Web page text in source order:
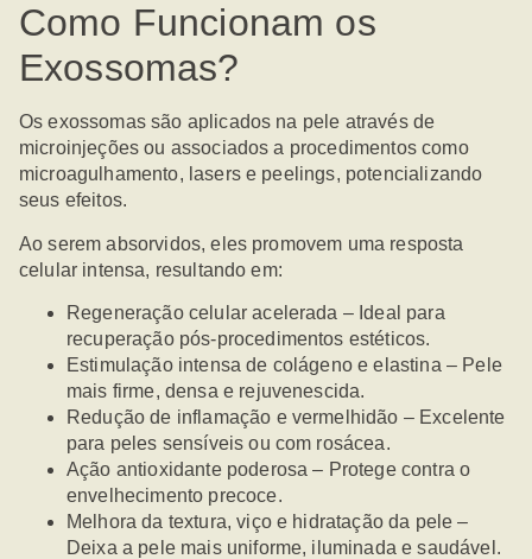
Como Funcionam os
Exossomas?
Os exossomas são aplicados na pele através de
microinjeções ou associados a procedimentos como
microagulhamento, lasers e peelings, potencializando
seus efeitos.
Ao serem absorvidos, eles promovem uma resposta
celular intensa, resultando em:
Regeneração celular acelerada – Ideal para
recuperação pós-procedimentos estéticos.
Estimulação intensa de colágeno e elastina – Pele
mais firme, densa e rejuvenescida.
Redução de inflamação e vermelhidão – Excelente
para peles sensíveis ou com rosácea.
Ação antioxidante poderosa – Protege contra o
envelhecimento precoce.
Melhora da textura, viço e hidratação da pele –
Deixa a pele mais uniforme, iluminada e saudável.